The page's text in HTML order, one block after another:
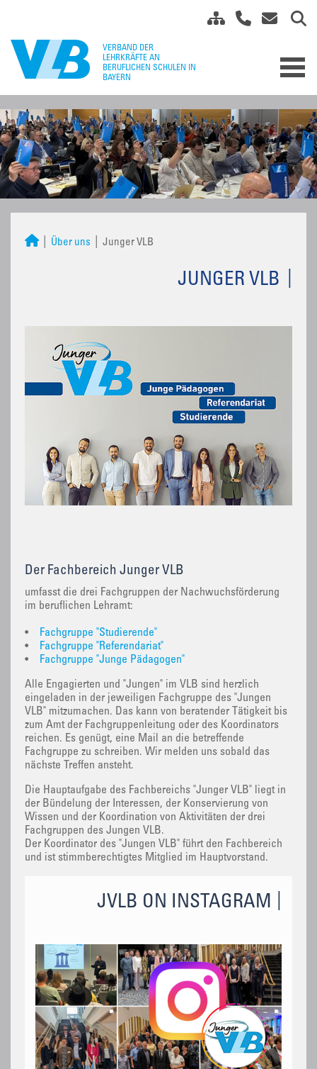
Über uns Junger VLB
JUNGER VLB
Der Fachbereich Junger VLB
umfasst die drei Fachgruppen der Nachwuchsförderung
im beruflichen Lehramt:
• Fachgruppe "Studierende"
• Fachgruppe "Referendariat"
• Fachgruppe "Junge Pädagogen"
Alle Engagierten und "Jungen" im VLB sind herzlich
eingeladen in der jeweiligen Fachgruppe des "Jungen
VLB" mitzumachen. Das kann von beratender Tätigkeit bis
zum Amt der Fachgruppenleitung oder des Koordinators
reichen. Es genügt, eine Mail an die betreffende
Fachgruppe zu schreiben. Wir melden uns sobald das
nächste Treffen ansteht.
Die Hauptaufgabe des Fachbereichs "Junger VLB" liegt in
der Bündelung der Interessen, der Konservierung von
Wissen und der Koordination von Aktivitäten der drei
Fachgruppen des Jungen VLB.
Der Koordinator des "Jungen VLB" führt den Fachbereich
und ist stimmberechtigtes Mitglied im Hauptvorstand.
JVLB ON INSTAGRAM